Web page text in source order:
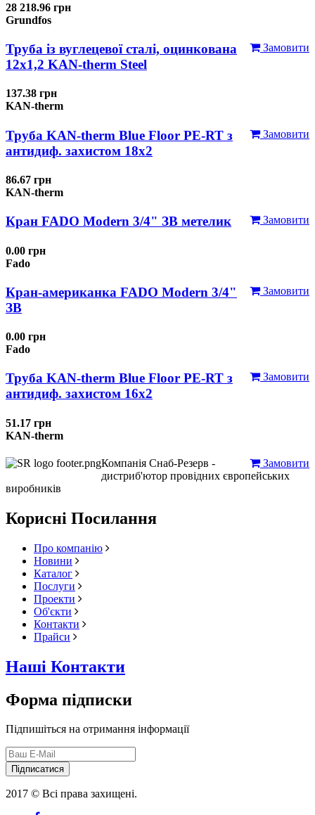
28 218.96 грн
Grundfos
Замовити
Труба із вуглецевої сталі, оцинкована
12x1,2 KAN-therm Steel
137.38 грн
KAN-therm
Замовити
Труба KAN-therm Blue Floor PE-RT з
антидиф. захистом 18х2
86.67 грн
KAN-therm
Замовити
Кран FADO Modern 3/4" ЗВ метелик
0.00 грн
Fado
Замовити
Кран-американка FADO Modern 3/4"
ЗВ
0.00 грн
Fado
Замовити
Труба KAN-therm Blue Floor PE-RT з
антидиф. захистом 16х2
51.17 грн
KAN-therm
Замовити
Компанія Снаб-Резерв -
дистриб'ютор провідних європейських
виробників
Корисні Посилання
Про компанію
Новини
Каталог
Послуги
Проекти
Об'єкти
Контакти
Прайси
Наші Контакти
Форма підписки
Підпишіться на отримання інформації
Підписатися
2017 © Всі права захищені.